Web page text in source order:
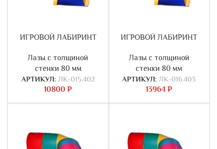
ИГРОВОЙ ЛАБИРИНТ
Лазы с толщиной
стенки 80 мм
АРТИКУЛ: ЛК-015.402
10800₽
ИГРОВОЙ ЛАБИРИНТ
Лазы с толщиной
стенки 80 мм
АРТИКУЛ: ЛК-016.403
13964₽